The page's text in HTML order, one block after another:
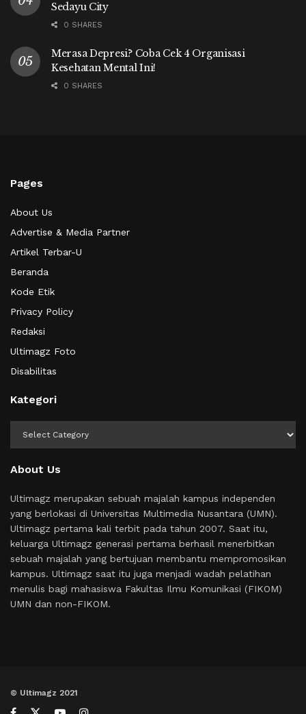
Sedayu City
0 SHARES
Merasa Depresi? Coba Cek 4 Organisasi
Kesehatan Mental Ini!
0 SHARES
Pages
About Us
Advertise & Media Partner
Artikel Terbar-U
Beranda
Kode Etik
Privacy Policy
Redaksi
Ultimagz Foto
Disabilitas
Kategori
About Us
Ultimagz merupakan sebuah majalah kampus independen
yang berlokasi di Universitas Multimedia Nusantara (UMN).
Ultimagz pertama kali terbit pada tahun 2007. Saat itu,
keluarga Ultimagz generasi pertama berhasil menerbitkan
sebuah majalah yang bertujuan membantu mempromosikan
kampus. Ultimagz saat itu juga menjadi wadah pelatihan
menulis bagi mahasiswa Fakultas Ilmu Komunikasi (FIKOM)
UMN dan non-FIKOM.
© Ultimagz 2021